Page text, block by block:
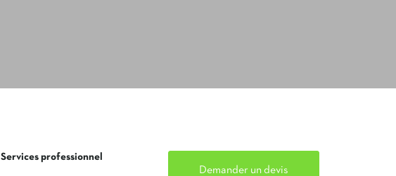
Services professionnel
Demander un devis